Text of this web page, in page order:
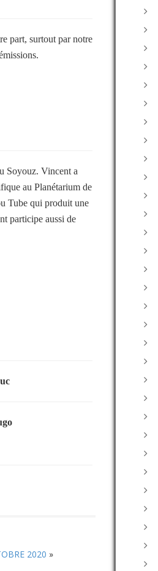
part, surtout par notre
Soyouz. Vincent a
au Planétarium de
Tube qui produit une
participe aussi de
2020 »